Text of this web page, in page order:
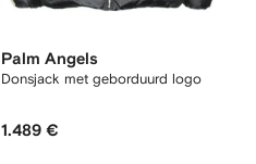
Palm Angels
Donsjack met geborduurd logo
1.489 €